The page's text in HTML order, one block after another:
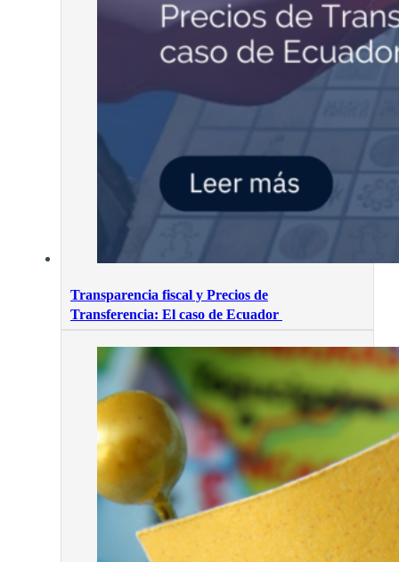
Transparencia fiscal y Precios de
Transferencia: El caso de Ecuador